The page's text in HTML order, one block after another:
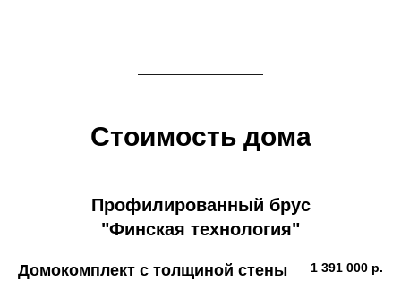
Стоимость дома
Профилированный брус
"Финская технология"
Домокомплект с толщиной стены
1 391 000 р.